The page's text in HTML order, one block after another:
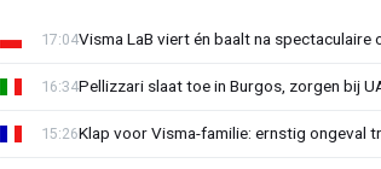
Visma LaB viert én baalt na spectaculaire
17:04
Pellizzari slaat toe in Burgos, zorgen bij
16:34
Klap voor Visma-familie: ernstig ongeval
15:26